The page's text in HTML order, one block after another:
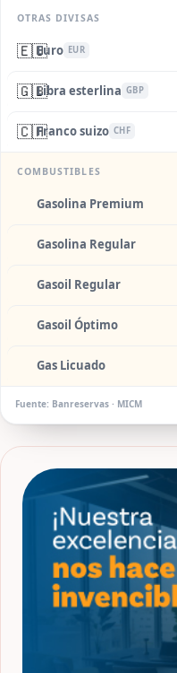
OTRAS DIVISAS
🇪🇺Euro EUR
🇬🇧Libra esterlina GBP
🇨🇭Franco suizo CHF
COMBUSTIBLES
Gasolina Premium
Gasolina Regular
Gasoil Regular
Gasoil Óptimo
Gas Licuado
Fuente: Banreservas · MICM